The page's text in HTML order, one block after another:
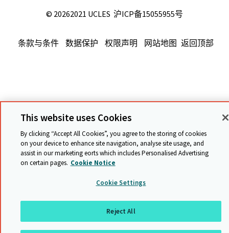
© 20262021 UCLES 沪ICP备15055955号
条款与条件 数据保护 权限声明 网站地图 返回顶部
This website uses Cookies
By clicking “Accept All Cookies”, you agree to the storing of cookies
on your device to enhance site navigation, analyse site usage, and
assist in our marketing efforts which includes Personalised Advertising
on certain pages. Cookie Notice
Cookie Settings
Reject All